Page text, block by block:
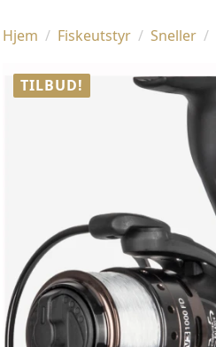
Hjem Fiskeutstyr Sneller
TILBUD!